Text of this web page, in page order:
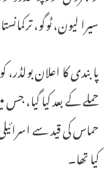
سیرا لیون، ٹوگو،
پابندی کا اعلان بولڈر،
حملے کے بعد کیا گیا،
حماس کی قید سے
کیا تھا۔